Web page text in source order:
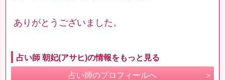
ありがとうございました。
占い師 朝妃(アサヒ)の情報をもっと見る
占い師のプロフィールへ